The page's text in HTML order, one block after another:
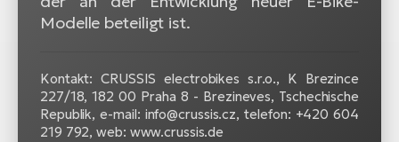
Modelle beteiligt ist.
Kontakt: CRUSSIS electrobikes s.r.o., K Brezince
227/18, 182 00 Praha 8 - Brezineves, Tschechische
Republik, e-mail: info@crussis.cz, telefon: +420 604
219 792, web: www.crussis.de